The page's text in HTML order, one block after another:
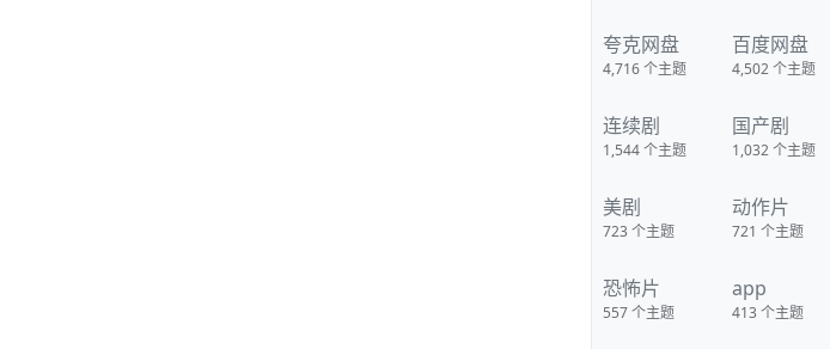
夸克网盘
4,716个主题
百度网盘
4,502 个主题
连续剧
1,544 个主题
国产剧
1,032个主题
美剧
723 个主题
动作片
721个主题
恐怖片
557 个主题
app
413个主题